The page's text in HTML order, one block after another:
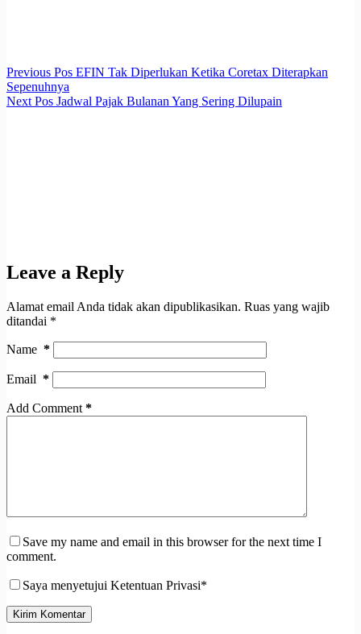
Previous Pos EFIN Tak Diperlukan Ketika Coretax Diterapkan
Sepenuhnya
Next Pos Jadwal Pajak Bulanan Yang Sering Dilupain
Leave a Reply
Alamat email Anda tidak akan dipublikasikan. Ruas yang wajib
ditandai *
Name *
Email *
Add Comment *
Save my name and email in this browser for the next time I
comment.
Saya menyetujui Ketentuan Privasi*
Kirim Komentar